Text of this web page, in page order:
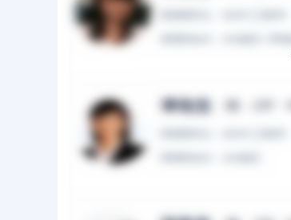
郭先生